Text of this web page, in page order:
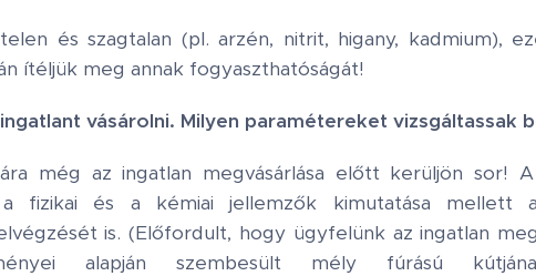
és szagtalan (pl. arzén, nitrit, higany, kadmium),
ítéljük meg annak fogyaszthatóságát!
vásárolni. Milyen paramétereket vizsgáltassak
még az ingatlan megvásárlása előtt kerüljön sor!
a fizikai és a kémiai jellemzők kimutatása mellett
is. (Előfordult, hogy ügyfelünk az ingatlan
alapján szembesült mély fúrású